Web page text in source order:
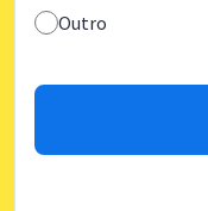
Outro